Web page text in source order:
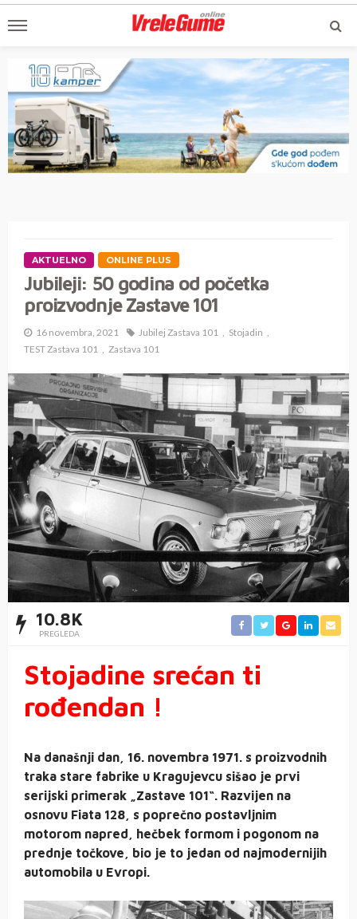
AKTUELNO ONLINE PLUS
Jubileji: 50 godina od početka
proizvodnje Zastave 101
16 novembra, 2021 Jubilej Zastava 101
Stojadin
TEST Zastava 101
Zastava 101
10.8K
PREGLEDA
Stojadine srećan ti
rođendan !
Na današnji dan, 16. novembra 1971. s proizvodnih
traka stare fabrike u Kragujevcu sišao je prvi
serijski primerak „Zastave 101“. Razvijen na
osnovu Fiata 128, s poprečno postavljnim
motorom napred, hečbek formom i pogonom na
prednje točkove, bio je to jedan od najmodernijih
automobila u Evropi.